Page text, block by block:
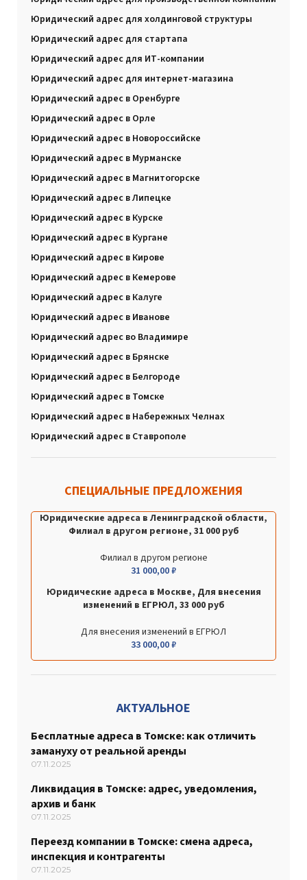
Юридический адрес для холдинговой структуры
Юридический адрес для стартапа
Юридический адрес для ИТ-компании
Юридический адрес для интернет-магазина
Юридический адрес в Оренбурге
Юридический адрес в Орле
Юридический адрес в Новороссийске
Юридический адрес в Мурманске
Юридический адрес в Магнитогорске
Юридический адрес в Липецке
Юридический адрес в Курске
Юридический адрес в Кургане
Юридический адрес в Кирове
Юридический адрес в Кемерове
Юридический адрес в Калуге
Юридический адрес в Иванове
Юридический адрес во Владимире
Юридический адрес в Брянске
Юридический адрес в Белгороде
Юридический адрес в Томске
Юридический адрес в Набережных Челнах
Юридический адрес в Ставрополе
СПЕЦИАЛЬНЫЕ ПРЕДЛОЖЕНИЯ
Юридические адреса в Ленинградской области,
Филиал в другом регионе, 31 000 руб
Филиал в другом регионе
31 000,00₽
Юридические адреса в Москве, Для внесения
изменений в ЕГРЮЛ, 33 000 руб
Для внесения изменений в ЕГРЮЛ
33 000,00₽
АКТУАЛЬНОЕ
Бесплатные адреса в Томске: как отличить
замануху от реальной аренды
07.11.2025
Ликвидация в Томске: адрес, уведомления,
архив и банк
07.11.2025
Переезд компании в Томске: смена адреса,
инспекция и контрагенты
07.11.2025